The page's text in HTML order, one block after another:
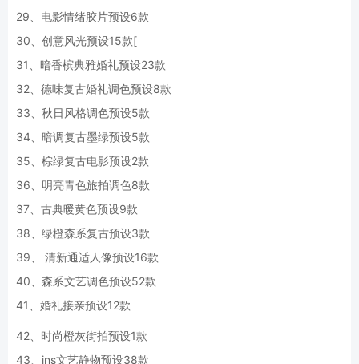
29、电影情绪胶片预设6款
30、创意风光预设15款[
31、暗香槟典雅婚礼预设23款
32、德味复古婚礼调色预设8款
33、秋日风格调色预设5款
34、暗调复古墨绿预设5款
35、棕绿复古电影预设2款
36、明亮青色旅拍调色8款
37、古典暖黄色预设9款
38、绿橙森系复古预设3款
39、 清新通适人像预设16款
40、森系文艺调色预设52款
41、婚礼接亲预设12款
42、时尚橙灰街拍预设1款
43、ins文艺静物预设38款